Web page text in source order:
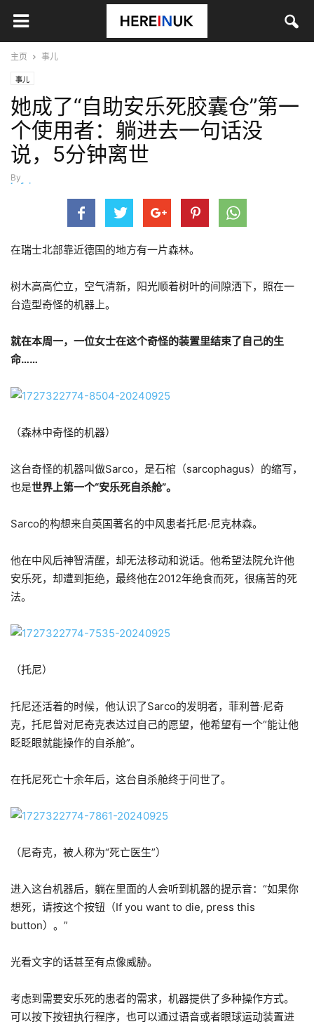
主页 事儿
事儿
她成了“自助安乐死胶囊仓”第一
个使用者：躺进去一句话没
说，5分钟离世
By
hefei
在瑞士北部靠近德国的地方有一片森林。
树木高高伫立，空气清新，阳光顺着树叶的间隙洒下，照在一
台造型奇怪的机器上。
就在本周一，一位女士在这个奇怪的装置里结束了自己的生
命……
（森林中奇怪的机器）
这台奇怪的机器叫做Sarco，是石棺（sarcophagus）的缩写，
也是世界上第一个“安乐死自杀舱”。
Sarco的构想来自英国著名的中风患者托尼·尼克林森。
他在中风后神智清醒，却无法移动和说话。他希望法院允许他
安乐死，却遭到拒绝，最终他在2012年绝食而死，很痛苦的死
法。
（托尼）
托尼还活着的时候，他认识了Sarco的发明者，菲利普·尼奇
克，托尼曾对尼奇克表达过自己的愿望，他希望有一个“能让他
眨眨眼就能操作的自杀舱”。
在托尼死亡十余年后，这台自杀舱终于问世了。
（尼奇克，被人称为“死亡医生”）
进入这台机器后，躺在里面的人会听到机器的提示音：“如果你
想死，请按这个按钮（If you want to die, press this
button）。”
光看文字的话甚至有点像威胁。
考虑到需要安乐死的患者的需求，机器提供了多种操作方式。
可以按下按钮执行程序，也可以通过语音或者眼球运动装置进